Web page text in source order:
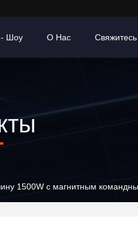
- Шоу О Нас
1500W с магнитным